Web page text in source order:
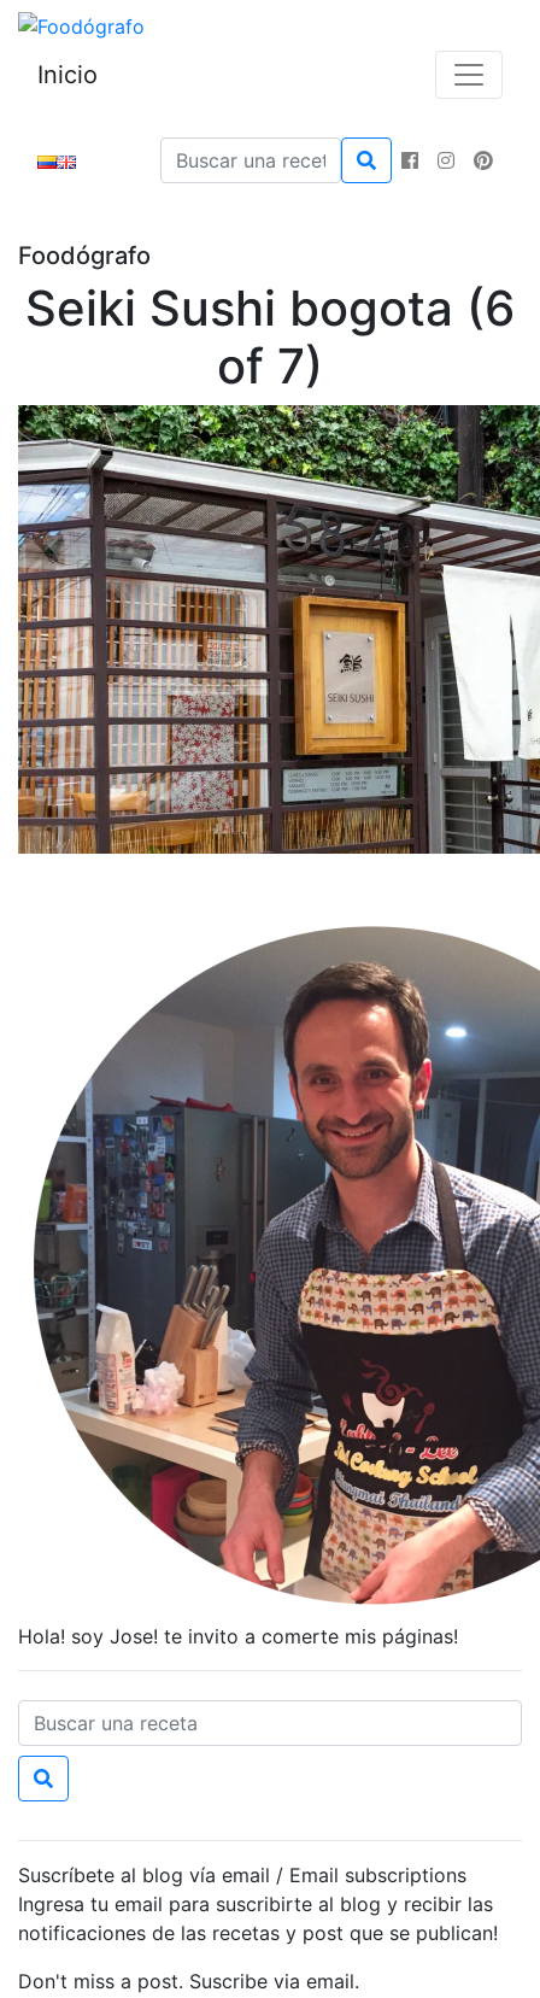
Inicio
Foodógrafo
Seiki Sushi bogota (6
of 7)
Hola! soy Jose! te invito a comerte mis páginas!
Suscríbete al blog vía email / Email subscriptions
Ingresa tu email para suscribirte al blog y recibir las
notificaciones de las recetas y post que se publican!
Don't miss a post. Suscribe via email.